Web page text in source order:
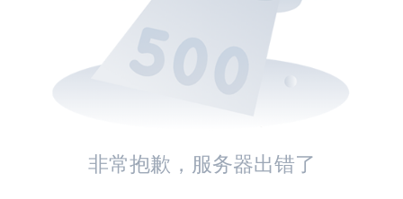
非常抱歉，服务器出错了